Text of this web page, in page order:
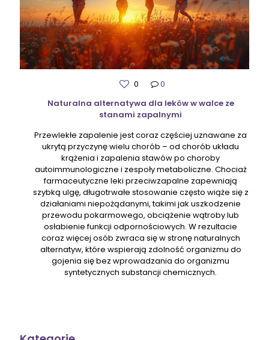
0
0
Naturalna alternatywa dla leków w walce ze
stanami zapalnymi
Przewlekłe zapalenie jest coraz częściej uznawane za
ukrytą przyczynę wielu chorób – od chorób układu
krążenia i zapalenia stawów po choroby
autoimmunologiczne i zespoły metaboliczne. Chociaż
farmaceutyczne leki przeciwzapalne zapewniają
szybką ulgę, długotrwałe stosowanie często wiąże się z
działaniami niepożądanymi, takimi jak uszkodzenie
przewodu pokarmowego, obciążenie wątroby lub
osłabienie funkcji odpornościowych. W rezultacie
coraz więcej osób zwraca się w stronę naturalnych
alternatyw, które wspierają zdolność organizmu do
gojenia się bez wprowadzania do organizmu
syntetycznych substancji chemicznych.